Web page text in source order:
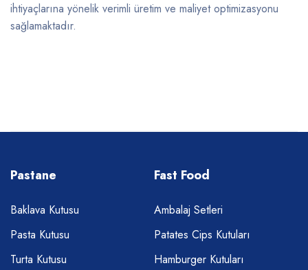
ihtiyaçlarına yönelik verimli üretim ve maliyet optimizasyonu
sağlamaktadır.
Pastane
Baklava Kutusu
Pasta Kutusu
Turta Kutusu
Fast Food
Ambalaj Setleri
Patates Cips Kutuları
Hamburger Kutuları